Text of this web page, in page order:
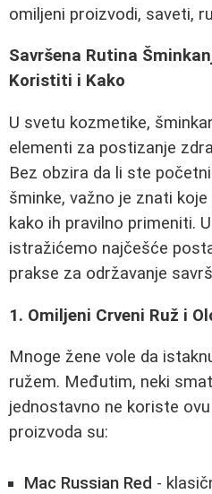
omiljeni proizvodi, saveti,
Savršena Rutina
Koristiti i Kako
U svetu kozmetike,
elementi za postizanje
Bez obzira da li ste
šminke, važno je znati
kako ih pravilno primeniti.
istražićemo najčešće
prakse za održavanje
1. Omiljeni Crveni Ruž i
Mnoge žene vole da
ružem. Međutim, neki
jednostavno ne koriste
proizvoda su:
Mac Russian Red -